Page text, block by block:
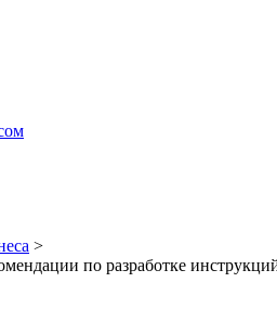
>
по разработке